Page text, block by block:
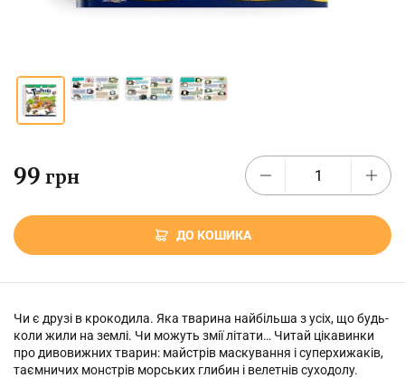
99 грн
ДО КОШИКА
Чи є друзі в крокодила. Яка тварина найбільша з усіх, що будь-
коли жили на землі. Чи можуть змії літати… Читай цікавинки
про дивовижних тварин: майстрів маскування і суперхижаків,
таємничих монстрів морських глибин і велетнів суходолу.